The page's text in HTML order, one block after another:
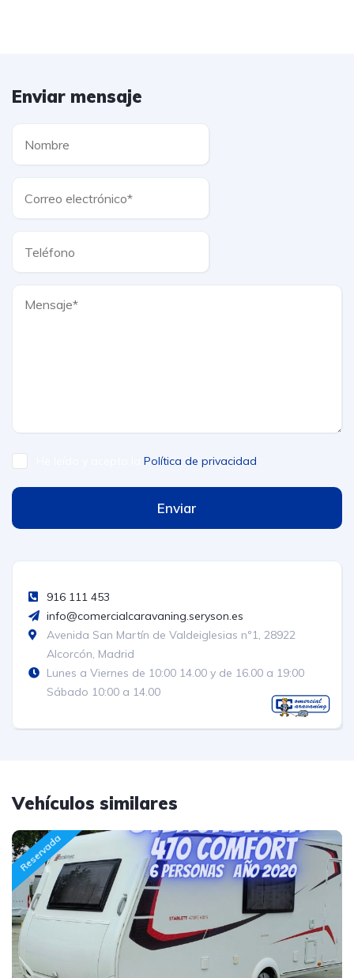
Enviar mensaje
Política de privacidad
Enviar
916 111 453
info@comercialcaravaning.seryson.es
Avenida San Martín de Valdeiglesias nº1, 28922
Alcorcón, Madrid
Lunes a Viernes de 10:00 14.00 y de 16.00 a 19:00
Sábado 10:00 a 14.00
Vehículos similares
Reservada